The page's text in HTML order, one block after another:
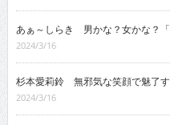
あぁ～しらき 男かな？女かな？「
2024/3/16
杉本愛莉鈴 無邪気な笑顔で魅了す
2024/3/16